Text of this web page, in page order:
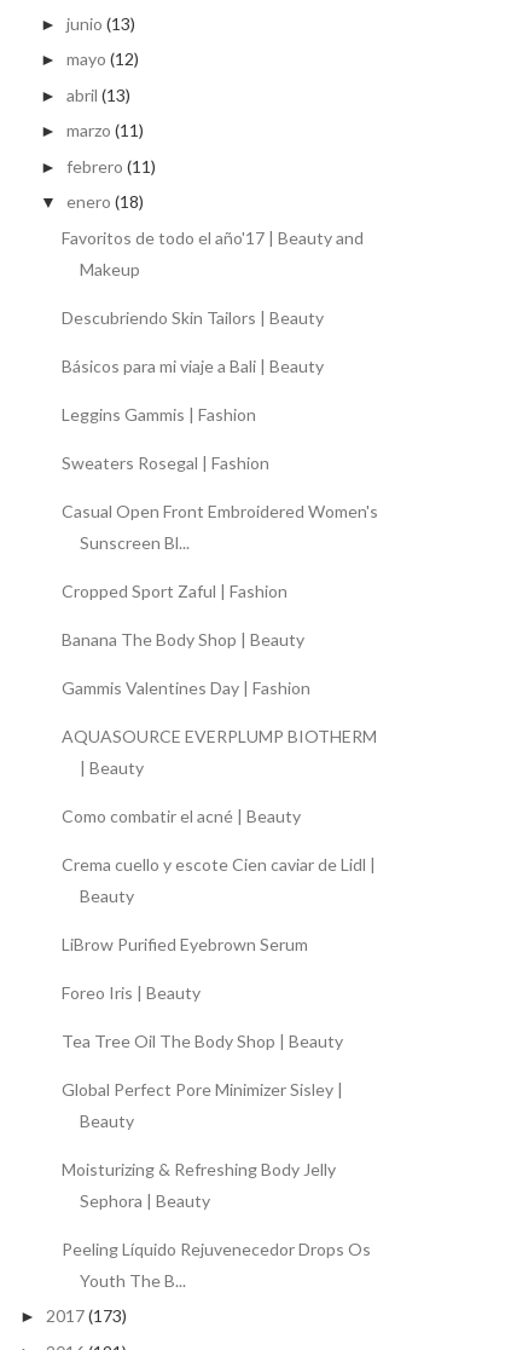
► junio (13)
► mayo (12)
► abril (13)
► marzo (11)
► febrero (11)
▼ enero (18)
Favoritos de todo el año'17 | Beauty and
Makeup
Descubriendo Skin Tailors | Beauty
Básicos para mi viaje a Bali | Beauty
Leggins Gammis | Fashion
Sweaters Rosegal | Fashion
Casual Open Front Embroidered Women's
Sunscreen Bl...
Cropped Sport Zaful | Fashion
Banana The Body Shop | Beauty
Gammis Valentines Day | Fashion
AQUASOURCE EVERPLUMP BIOTHERM
| Beauty
Como combatir el acné | Beauty
Crema cuello y escote Cien caviar de Lidl |
Beauty
LiBrow Purified Eyebrown Serum
Foreo Iris | Beauty
Tea Tree Oil The Body Shop | Beauty
Global Perfect Pore Minimizer Sisley |
Beauty
Moisturizing & Refreshing Body Jelly
Sephora | Beauty
Peeling Líquido Rejuvenecedor Drops Os
Youth The B...
► 2017(173)